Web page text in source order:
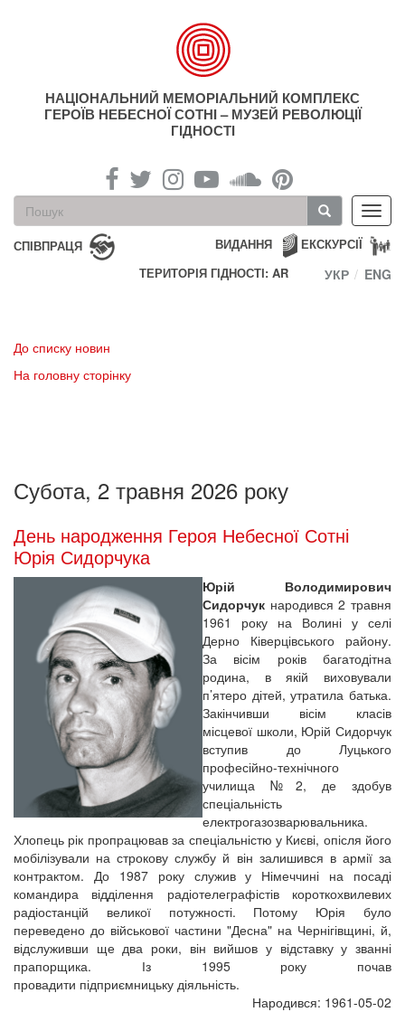
НАЦІОНАЛЬНИЙ МЕМОРІАЛЬНИЙ КОМПЛЕКС
ГЕРОЇВ НЕБЕСНОЇ СОТНІ – МУЗЕЙ РЕВОЛЮЦІЇ
ГІДНОСТІ
Пошукова
форма
Пошук
СПІВПРАЦЯ ЕКСКУРСІЇ
ВИДАННЯ
ТЕРИТОРІЯ ГІДНОСТІ: AR
УКР ENG
До списку новин
На головну сторінку
Субота, 2 травня 2026 року
День народження Героя Небесної Сотні
Юрія Сидорчука
Юрій Володимирович
Сидорчук народився 2 травня
1961 року на Волині у селі
Дерно Ківерцівського району.
За вісім років багатодітна
родина, в якій виховували
п’ятеро дітей, утратила батька.
Закінчивши вісім класів
місцевої школи, Юрій Сидорчук
вступив до Луцького
професійно-технічного
училища №2, де здобув
спеціальність
електрогазозварювальника.
Хлопець рік пропрацював за спеціальністю у Києві, опісля його
мобілізували на строкову службу й він залишився в армії за
контрактом. До 1987 року служив у Німеччині на посаді
командира відділення радіотелеграфістів короткохвилевих
радіостанцій великої потужності. Потому Юрія було
переведено до військової частини "Десна" на Чернігівщині, й,
відслуживши ще два роки, він вийшов у відставку у званні
прапорщика. Із 1995 року почав
провадити підприємницьку діяльність.
Народився: 1961-05-02